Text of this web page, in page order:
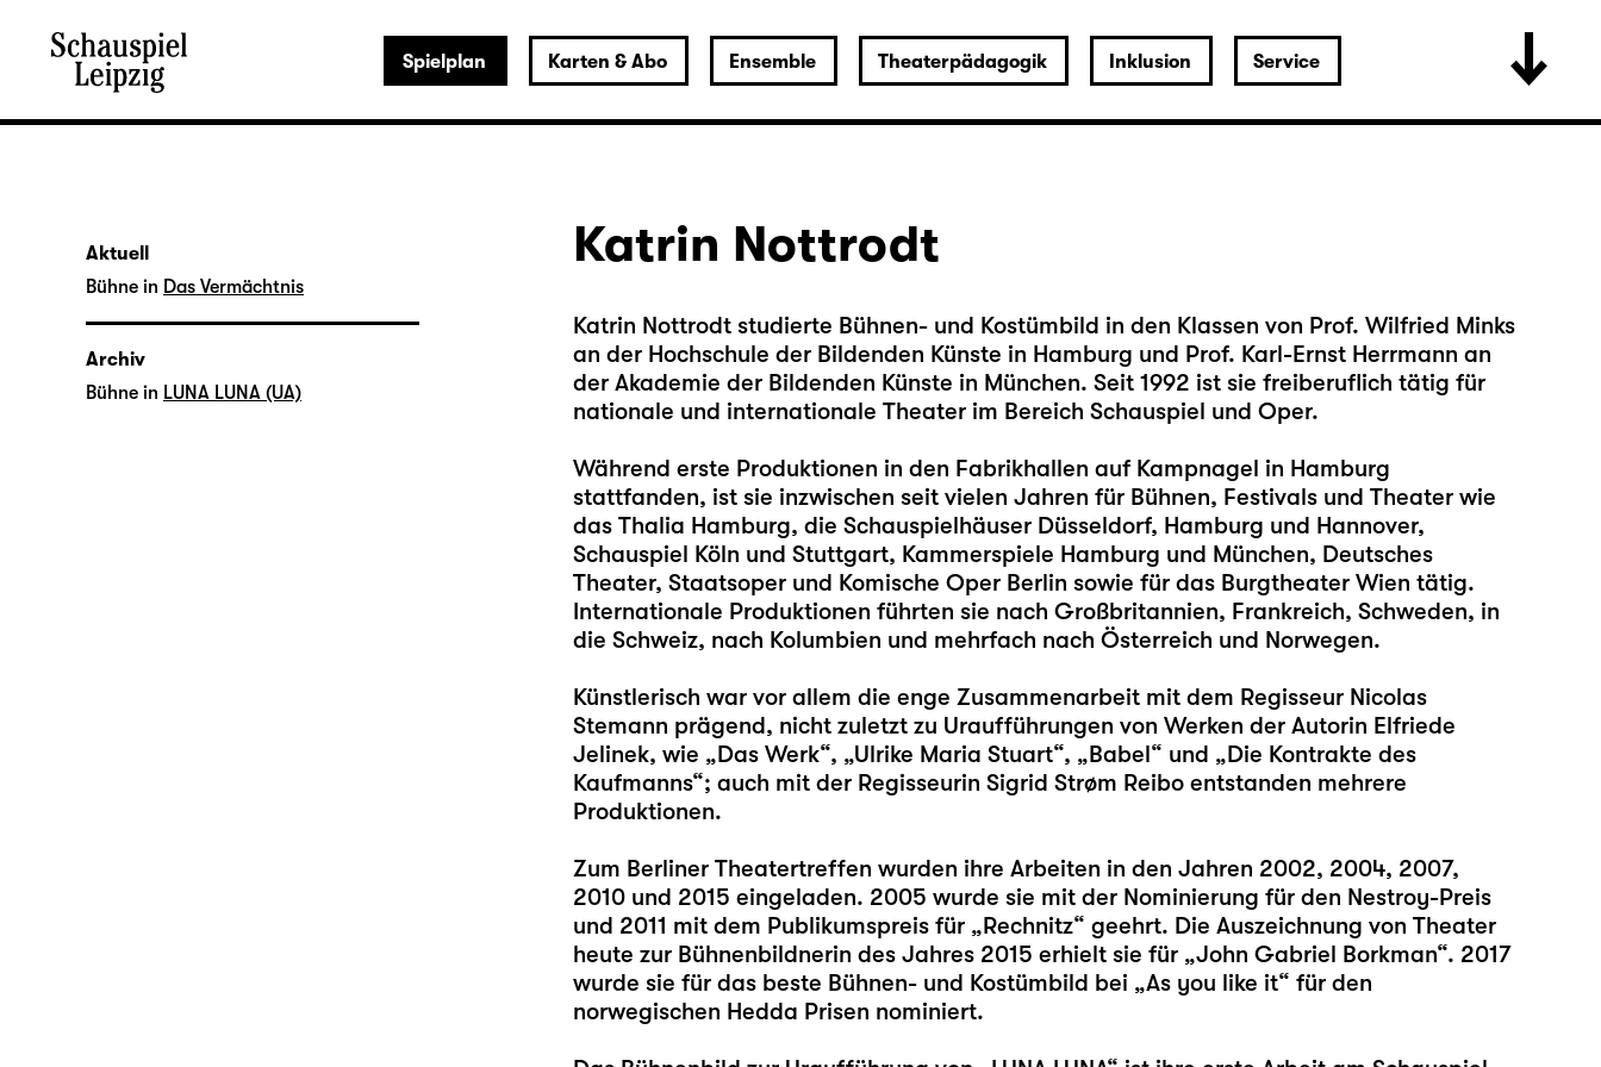
Spielplan Karten & Abo Ensemble Theaterpädagogik Inklusion Service
Katrin Nottrodt
Katrin Nottrodt studierte Bühnen- und Kostümbild in den Klassen von Prof. Wilfried Minks
an der Hochschule der Bildenden Künste in Hamburg und Prof. Karl-Ernst Herrmann an
der Akademie der Bildenden Künste in München. Seit 1992 ist sie freiberuflich tätig für
nationale und internationale Theater im Bereich Schauspiel und Oper.
Während erste Produktionen in den Fabrikhallen auf Kampnagel in Hamburg
stattfanden, ist sie inzwischen seit vielen Jahren für Bühnen, Festivals und Theater wie
das Thalia Hamburg, die Schauspielhäuser Düsseldorf, Hamburg und Hannover,
Schauspiel Köln und Stuttgart, Kammerspiele Hamburg und München, Deutsches
Theater, Staatsoper und Komische Oper Berlin sowie für das Burgtheater Wien tätig.
Internationale Produktionen führten sie nach Großbritannien, Frankreich, Schweden, in
die Schweiz, nach Kolumbien und mehrfach nach Österreich und Norwegen.
Künstlerisch war vor allem die enge Zusammenarbeit mit dem Regisseur Nicolas
Stemann prägend, nicht zuletzt zu Uraufführungen von Werken der Autorin Elfriede
Jelinek, wie „Das Werk“, „Ulrike Maria Stuart“, „Babel“ und „Die Kontrakte des
Kaufmanns“; auch mit der Regisseurin Sigrid Strøm Reibo entstanden mehrere
Produktionen.
Zum Berliner Theatertreffen wurden ihre Arbeiten in den Jahren 2002, 2004, 2007,
2010 und 2015 eingeladen. 2005 wurde sie mit der Nominierung für den Nestroy-Preis
und 2011 mit dem Publikumspreis für „Rechnitz“ geehrt. Die Auszeichnung von Theater
heute zur Bühnenbildnerin des Jahres 2015 erhielt sie für „John Gabriel Borkman“. 2017
wurde sie für das beste Bühnen- und Kostümbild bei „As you like it“ für den
norwegischen Hedda Prisen nominiert.
Aktuell
Bühne in Das Vermächtnis
Archiv
Bühne in LUNA LUNA (UA)